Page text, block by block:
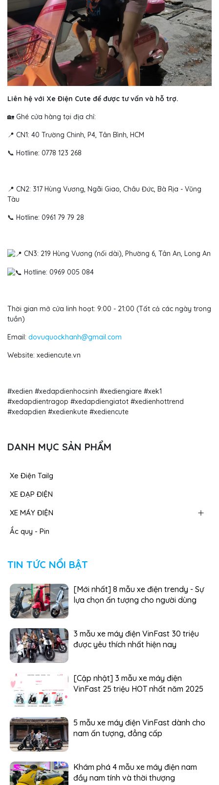
Liên hệ với Xe Điện Cute để được tư vấn và hỗ trợ.
🏡 Ghé cửa hàng tại địa chỉ:
📍 CN1: 40 Trường Chinh, P4, Tân Bình, HCM
📞 Hotline: 0778 123 268
📍 CN2: 317 Hùng Vương, Ngãi Giao, Châu Đức, Bà Rịa - Vũng
Tàu
📞 Hotline: 0961 79 79 28
CN3: 219 Hùng Vương (nối dài), Phường 6, Tân An, Long An
Hotline: 0969 005 084
Thời gian mở cửa linh hoạt: 9:00 - 21:00 (Tất cả các ngày trong
tuần)
Email: dovuquockhanh@gmail.com
Website: xediencute.vn
#xedien #xedapdienhocsinh #xediengiare #xek1
#xedapdientragop #xedapdiengiatot #xedienhottrend
#xedapdien #xedienkute #xediencute
DANH MỤC SẢN PHẨM
Xe Điện Tailg
XE ĐẠP ĐIỆN
XE MÁY ĐIỆN
Ắc quy - Pin
TIN TỨC NỔI BẬT
[Mới nhất] 8 mẫu xe điện trendy - Sự
lựa chọn ấn tượng cho người dùng
3 mẫu xe máy điện VinFast 30 triệu
được yêu thích nhất hiện nay
[Cập nhật] 3 mẫu xe máy điện
VinFast 25 triệu HOT nhất năm 2025
5 mẫu xe máy điện VinFast dành cho
nam ấn tượng, đẳng cấp
Khám phá 4 mẫu xe máy điện nam
đầy nam tính và thời thượng